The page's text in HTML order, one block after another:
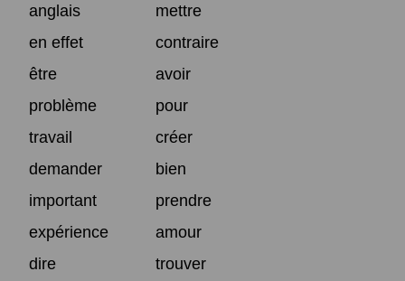
anglais
mettre
en effet
contraire
être
avoir
problème
pour
travail
créer
demander
bien
important
prendre
expérience
amour
dire
trouver